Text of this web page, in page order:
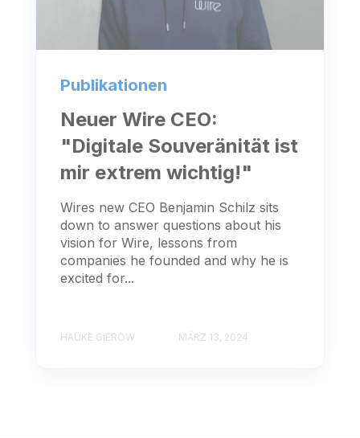
Publikationen
Neuer Wire CEO:
"Digitale Souveränität ist
mir extrem wichtig!"
Wires new CEO Benjamin Schilz sits
down to answer questions about his
vision for Wire, lessons from
companies he founded and why he is
excited for...
HAUKE GIEROW MÄRZ 13, 2024